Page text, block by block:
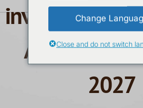
investigación
Anna Montis
2027
Change
Close and do not switch